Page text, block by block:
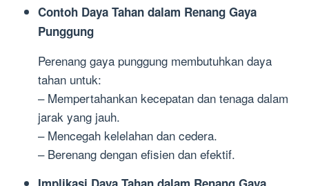
Contoh Daya Tahan dalam Renang Gaya
Punggung
Perenang gaya punggung membutuhkan daya
tahan untuk:
– Mempertahankan kecepatan dan tenaga dalam
jarak yang jauh.
– Mencegah kelelahan dan cedera.
– Berenang dengan efisien dan efektif.